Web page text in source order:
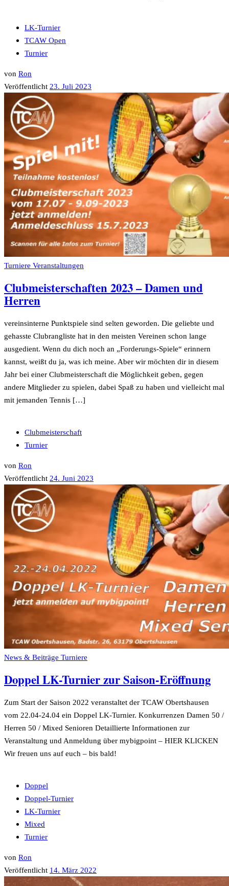
LK-Turnier
TCAW Open
Turnier
von Ron
Veröffentlicht 23. Juli 2023
Turniere Veranstaltungen
Clubmeisterschaften 2023 – Damen und
Herren
vereinsinterne Punktspiele sind selten geworden. Die geliebte und
gehasste Clubrangliste hat in den meisten Vereinen schon lange
ausgedient. Wenn du dich noch an „Forderungs-Spiele“ erinnern
kannst, weißt du ja, was ich meine. Aber wir möchten dir in diesem
Jahr bei einer Clubmeisterschaft die Möglichkeit geben, gegen
andere Mitglieder zu spielen, dabei Spaß zu haben und vielleicht mal
mit jemanden Tennis […]
Clubmeisterschaft
Turnier
von Ron
Veröffentlicht 24. Juni 2023
News & Beiträge Turniere
Doppel LK-Turnier zur Saison-Eröffnung
Zum Start der Saison 2022 veranstaltet der TCAW Obertshausen
vom 22.04-24.04 ein Doppel LK-Turnier. Konkurrenzen Damen 50 /
Herren 50 / Mixed Senioren Detaillierte Informationen zur
Veranstaltung und Anmeldung über mybigpoint – HIER KLICKEN
Wir freuen uns auf euch – bis bald!
Doppel
Doppel-Turnier
LK-Turnier
Mixed
Turnier
von Ron
Veröffentlicht 14. März 2022